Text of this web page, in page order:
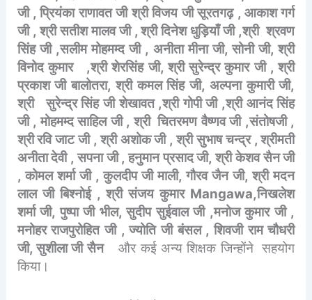
जी , प्रियंका राणावत जी श्री विजय जी सूरतगढ़ , आकाश गर्ग
जी , श्री सतीश मालव जी , श्री दिनेश धुड़ियाँ जी ,श्री श्रवण
सिंह जी ,सलीम मोहमम्द जी , अनीता मीना जी, सोनी जी, श्री
विनोद कुमार ,श्री शेरसिंह जी, श्री सुरेन्द्र कुमार जी , श्री
प्रकाश जी बालोतरा, श्री कमल सिंह जी, अल्पना कुमारी जी,
श्री सुरेन्द्र सिंह जी शेखावत ,श्री गोपी जी ,श्री आनंद सिंह
जी , मोहमम्द साहिल जी , श्री चितरमण वैष्णव जी ,संतोषजी ,
श्री रवि जाट जी , श्री अशोक जी , श्री सुभाष चन्द्र , श्रीमती
अनीता देवी , सपना जी , हनुमान प्रसाद जी, श्री केशव सैन जी
, कोमल शर्मा जी , कुलदीप जी माली, गौरव जैन जी, श्री मदन
लाल जी बिश्नोई , श्री संजय कुमार Mangawa,निखलेश
शर्मा जी, पुष्पा जी भील, सुदीप सुईवाल जी ,मनोज कुमार जी ,
मनोहर राजपुरोहित जी , ज्योति जी बंसल , शिवजी राम चौधरी
जी, सुशीला जी सैनऔर कई अन्य शिक्षक जिन्होंने सहयोग
किया।